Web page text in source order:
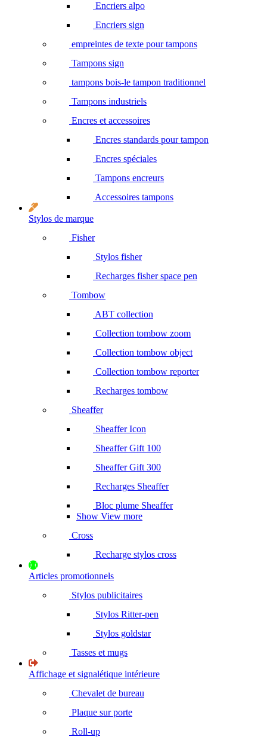
Encriers alpo
Encriers sign
empreintes de texte pour tampons
Tampons sign
tampons bois-le tampon traditionnel
Tampons industriels
Encres et accessoires
Encres standards pour tampon
Encres spéciales
Tampons encreurs
Accessoires tampons
Stylos de marque
Fisher
Stylos fisher
Recharges fisher space pen
Tombow
ABT collection
Collection tombow zoom
Collection tombow object
Collection tombow reporter
Recharges tombow
Sheaffer
Sheaffer Icon
Sheaffer Gift 100
Sheaffer Gift 300
Recharges Sheaffer
Bloc plume Sheaffer
Show View more
Cross
Recharge stylos cross
Articles promotionnels
Stylos publicitaires
Stylos Ritter-pen
Stylos goldstar
Tasses et mugs
Affichage et signalétique intérieure
Chevalet de bureau
Plaque sur porte
Roll-up